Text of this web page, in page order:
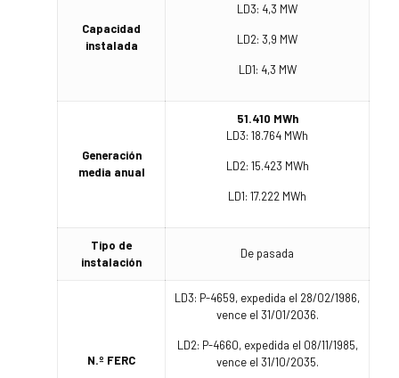
Capacidad
instalada
LD3: 4,3 MW
LD2: 3,9 MW
LD1: 4,3 MW
Generación
media anual
51.410 MWh
LD3: 18.764 MWh
LD2: 15.423 MWh
LD1: 17.222 MWh
Tipo de
instalación
De pasada
N.º FERC
LD3: P-4659, expedida el 28/02/1986,
vence el 31/01/2036.
LD2: P-4660, expedida el 08/11/1985,
vence el 31/10/2035.